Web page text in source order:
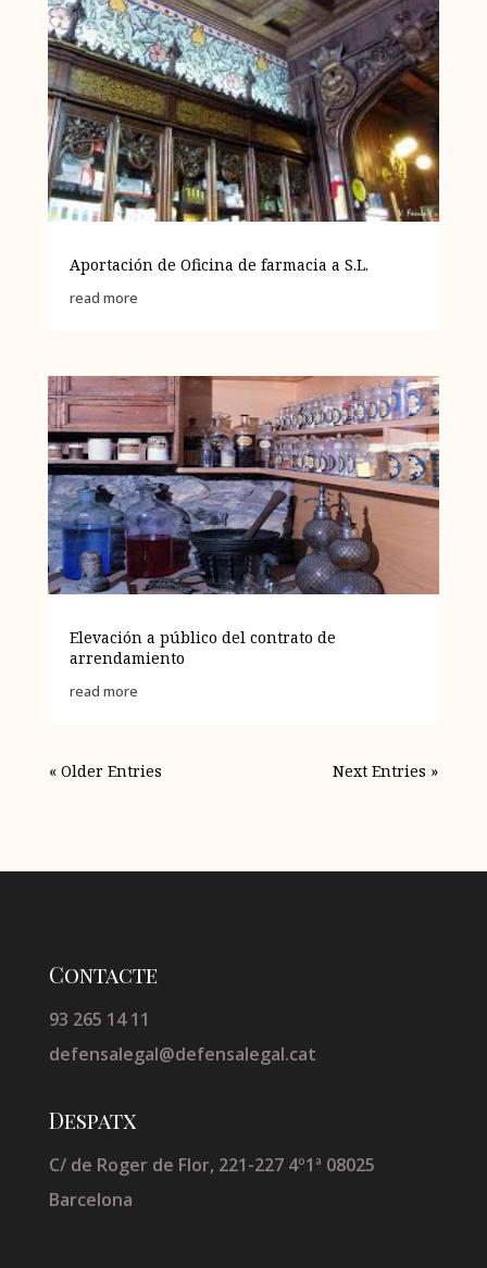
Aportación de Oficina de farmacia a S.L.
read more
Elevación a público del contrato de
arrendamiento
read more
« Older Entries Next Entries »
Contacte
93 265 14 11
defensalegal@defensalegal.cat
Despatx
C/ de Roger de Flor, 221-227 4º1ª 08025
Barcelona